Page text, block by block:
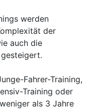
werden
der
auch die
Fahrer-Training,
Training oder
als 3 Jahre